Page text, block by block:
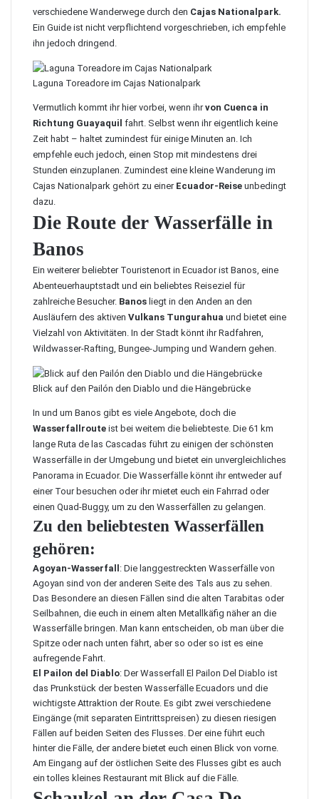
verschiedene Wanderwege durch den Cajas Nationalpark.
Ein Guide ist nicht verpflichtend vorgeschrieben, ich empfehle
ihn jedoch dringend.
Laguna Toreadore im Cajas Nationalpark
Vermutlich kommt ihr hier vorbei, wenn ihrvon Cuenca in
Richtung Guayaquil fahrt. Selbst wenn ihr eigentlich keine
Zeit habt – haltet zumindest für einige Minuten an. Ich
empfehle euch jedoch, einen Stop mit mindestens drei
Stunden einzuplanen. Zumindest eine kleine Wanderung im
Cajas Nationalpark gehört zu einer Ecuador-Reise unbedingt
dazu.
Die Route der Wasserfälle in
Banos
Ein weiterer beliebter Touristenort in Ecuador ist Banos, eine
Abenteuerhauptstadt und ein beliebtes Reiseziel für
zahlreiche Besucher. Banos liegt in den Anden an den
Ausläufern des aktiven Vulkans Tungurahua und bietet eine
Vielzahl von Aktivitäten. In der Stadt könnt ihr Radfahren,
Wildwasser-Rafting, Bungee-Jumping und Wandern gehen.
Blick auf den Pailón den Diablo und die Hängebrücke
In und um Banos gibt es viele Angebote, doch die
Wasserfallroute ist bei weitem die beliebteste. Die 61 km
lange Ruta de las Cascadas führt zu einigen der schönsten
Wasserfälle in der Umgebung und bietet ein unvergleichliches
Panorama in Ecuador. Die Wasserfälle könnt ihr entweder auf
einer Tour besuchen oder ihr mietet euch ein Fahrrad oder
einen Quad-Buggy, um zu den Wasserfällen zu gelangen.
Zu den beliebtesten Wasserfällen
gehören:
Agoyan-Wasserfall : Die langgestreckten Wasserfälle von
Agoyan sind von der anderen Seite des Tals aus zu sehen.
Das Besondere an diesen Fällen sind die alten Tarabitas oder
Seilbahnen, die euch in einem alten Metallkäfig näher an die
Wasserfälle bringen. Man kann entscheiden, ob man über die
Spitze oder nach unten fährt, aber so oder so ist es eine
aufregende Fahrt.
El Pailon del Diablo: Der Wasserfall El Pailon Del Diablo ist
das Prunkstück der besten Wasserfälle Ecuadors und die
wichtigste Attraktion der Route. Es gibt zwei verschiedene
Eingänge (mit separaten Eintrittspreisen) zu diesen riesigen
Fällen auf beiden Seiten des Flusses. Der eine führt euch
hinter die Fälle, der andere bietet euch einen Blick von vorne.
Am Eingang auf der östlichen Seite des Flusses gibt es auch
ein tolles kleines Restaurant mit Blick auf die Fälle.